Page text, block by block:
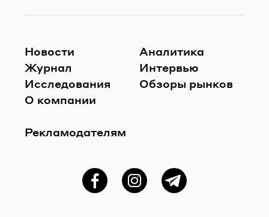
Новости
Журнал
Исследования
О компании
Рекламодателям
Аналитика
Интервью
Обзоры рынков
ФейсбукInstagramTelegram